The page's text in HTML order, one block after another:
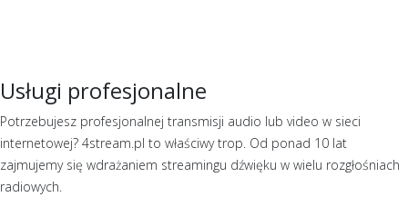
Usługi profesjonalne
Potrzebujesz profesjonalnej transmisji audio lub video w sieci
internetowej? 4stream.pl to właściwy trop. Od ponad 10 lat
zajmujemy się wdrażaniem streamingu dźwięku w wielu rozgłośniach
radiowych.